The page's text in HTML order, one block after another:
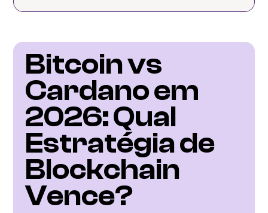
Bitcoin vs
Cardano em
2026: Qual
Estratégia de
Blockchain
Vence?